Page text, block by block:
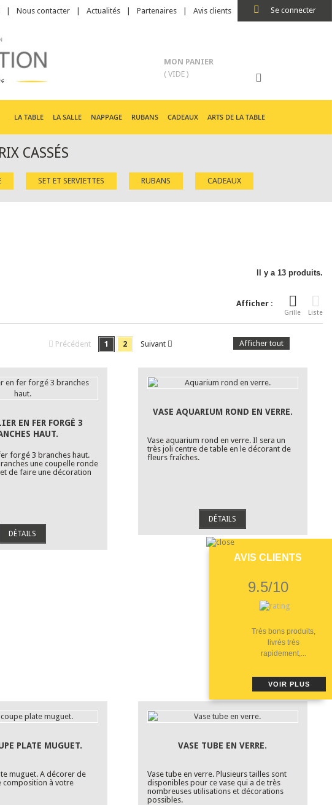
Se connecter
Nous contacter Actualités Partenaires Avis clients
MON PANIER
( VIDE )
LA TABLE LA SALLE NAPPAGE RUBANS CADEAUX ARTS DE LA TABLE
CASSÉS
SET ET SERVIETTES RUBANS CADEAUX
Il y a 13 produits.
Afficher :
Grille Liste
Afficher tout
Précédent 1 2 Suivant
EN FER FORGÉ 3
HAUT.
forgé 3 branches haut.
une coupelle ronde
de faire une décoration
DÉTAILS
VASE AQUARIUM ROND EN VERRE.
Vase aquarium rond en verre. Il sera un
très joli centre de table en le décorant de
fleurs fraîches.
DÉTAILS
PLATE MUGUET.
muguet. A décorer de
composition à votre
VASE TUBE EN VERRE.
Vase tube en verre. Plusieurs tailles sont
disponibles pour ce vase qui a de très
nombreuses utilisations et décorations
possibles.
AVIS CLIENTS
9.5/10
Très bons produits,
livrés très
rapidement,...
VOIR PLUS